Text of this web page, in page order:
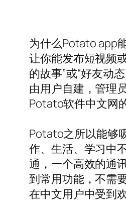
为什么Potato app
让你能发布短视频
的故事”或“好友动
由用户自建，管理
Potato软件中文网
Potato之所以能够
作、生活、学习中
通，一个高效的通
到常用功能，不需
在中文用户中受到